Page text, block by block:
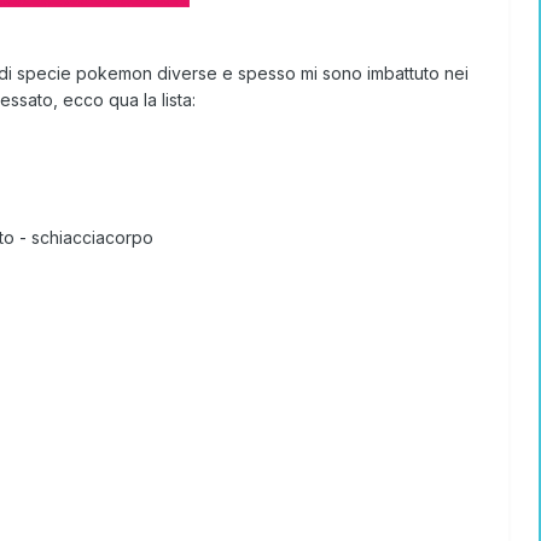
specie pokemon diverse e spesso mi sono imbattuto nei
ecco qua la lista:
- schiacciacorpo